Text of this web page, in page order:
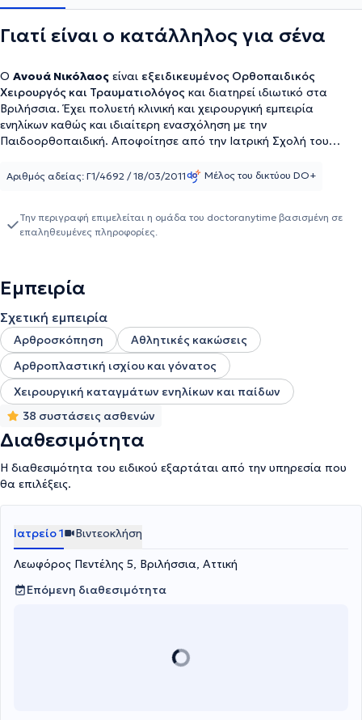
Γιατί είναι ο κατάλληλος για σένα
Ο Ανουά Νικόλαος είναι εξειδικευμένος Ορθοπαιδικός
Χειρουργός και Τραυματιολόγος και διατηρεί ιδιωτικό στα
Βριλήσσια. Έχει πολυετή κλινική και χειρουργική εμπειρία
ενηλίκων καθώς και ιδιαίτερη ενασχόληση με την
Παιδοορθοπαιδική. Αποφοίτησε από την Ιατρική Σχολή του
ειδικότητας στην Ορθοπαιδική Χειρουργική και Τραυματολογία
Hospital, το ΙΑΣΩ Παίδων, το Ιατρικό Κέντρο Αθηνών και στην
OSTEON Orthopedic & Spine Clinic, καλύπτοντας ένα ευρύ φάσμα
Γενικό Νοσοκομείο Παίδων Αθηνών "Π. & Α. Κυριακού". Είναι
μέλος σε σημαντικούς επιστημονικούς συλλόγους, όπως ο
Ιατρικός Σύλλογος Αθηνών, ο General Medical Council (UK), η
Ελληνική Εταιρία Χειρουργικής και Ορθοπαιδικής
Τραυματολογίας (ΕΕΧΟΤ) και η Ελληνική Εταιρία
Εξωνοσοκομειακής Επείγουσας Ιατρικής (ΕΕΕΕ). Στόχος του είναι
η παροχή εξατομικευμένης και επιστημονικά τεκμηριωμένης
φροντίδας, με έμφαση στην ασφάλεια, τη λειτουργικότητα και τη
βελτίωση της ποιότητας ζωής των ασθενών του.
Αριθμός αδείας: Γ1/4692 / 18/03/2011 Μέλος του δικτύου DO+
Την περιγραφή επιμελείται η ομάδα του doctoranytime βασισμένη σε
επαληθευμένες πληροφορίες.
Εμπειρία
Σχετική εμπειρία
Αρθροσκόπηση
Αθλητικές κακώσεις
Αρθροπλαστική ισχίου και γόνατος
Χειρουργική καταγμάτων ενηλίκων και παίδων
38 συστάσεις ασθενών
Διαθεσιμότητα
Η διαθεσιμότητα του ειδικού εξαρτάται από την υπηρεσία που
θα επιλέξεις.
Ιατρείο 1 Βιντεοκλήση
Λεωφόρος Πεντέλης 5, Βριλήσσια, Αττική
Επόμενη διαθεσιμότητα